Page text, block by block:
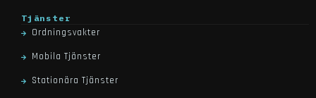
Tjänster
Ordningsvakter
Mobila Tjänster
Stationära Tjänster